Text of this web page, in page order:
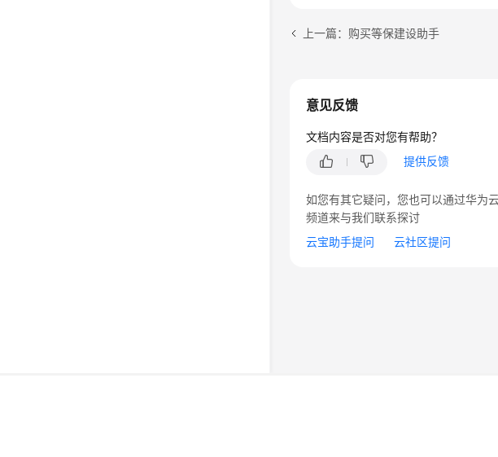
上一篇：购买等保建设助手
意见反馈
文档内容是否对您有帮助？
提供反馈
如您有其它疑问，您也可以通过华为
频道来与我们联系探讨
云宝助手提问
云社区提问